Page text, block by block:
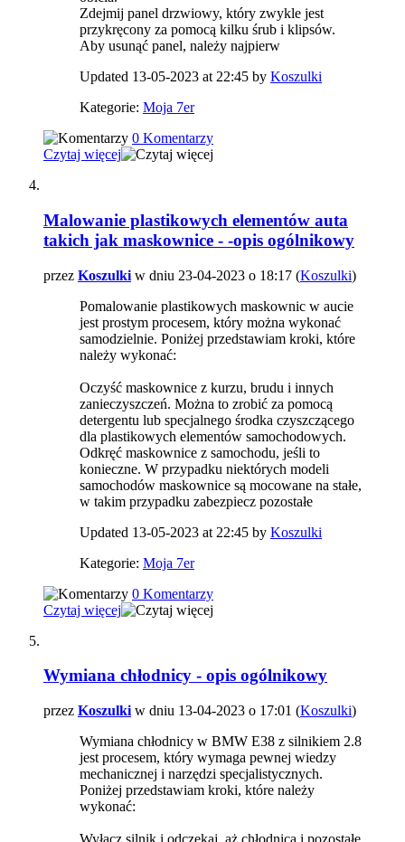
Zdejmij panel drzwiowy, który zwykle jest
przykręcony za pomocą kilku śrub i klipsów.
Aby usunąć panel, należy najpierw
Updated 13-05-2023 at 22:45 by Koszulki
Kategorie: Moja 7er
0 Komentarzy
Czytaj więcej
Malowanie plastikowych elementów auta
takich jak maskownice - -opis ogólnikowy
przez Koszulki w dniu 23-04-2023 o 18:17 (Koszulki)
Pomalowanie plastikowych maskownic w aucie
jest prostym procesem, który można wykonać
samodzielnie. Poniżej przedstawiam kroki, które
należy wykonać:
Oczyść maskownice z kurzu, brudu i innych
zanieczyszczeń. Można to zrobić za pomocą
detergentu lub specjalnego środka czyszczącego
dla plastikowych elementów samochodowych.
Odkręć maskownice z samochodu, jeśli to
konieczne. W przypadku niektórych modeli
samochodów maskownice są mocowane na stałe,
w takim przypadku zabezpiecz pozostałe
Updated 13-05-2023 at 22:45 by Koszulki
Kategorie: Moja 7er
0 Komentarzy
Czytaj więcej
Wymiana chłodnicy - opis ogólnikowy
przez Koszulki w dniu 13-04-2023 o 17:01 (Koszulki)
Wymiana chłodnicy w BMW E38 z silnikiem 2.8
jest procesem, który wymaga pewnej wiedzy
mechanicznej i narzędzi specjalistycznych.
Poniżej przedstawiam kroki, które należy
wykonać:
Wyłącz silnik i odczekaj, aż chłodnica i pozostałe